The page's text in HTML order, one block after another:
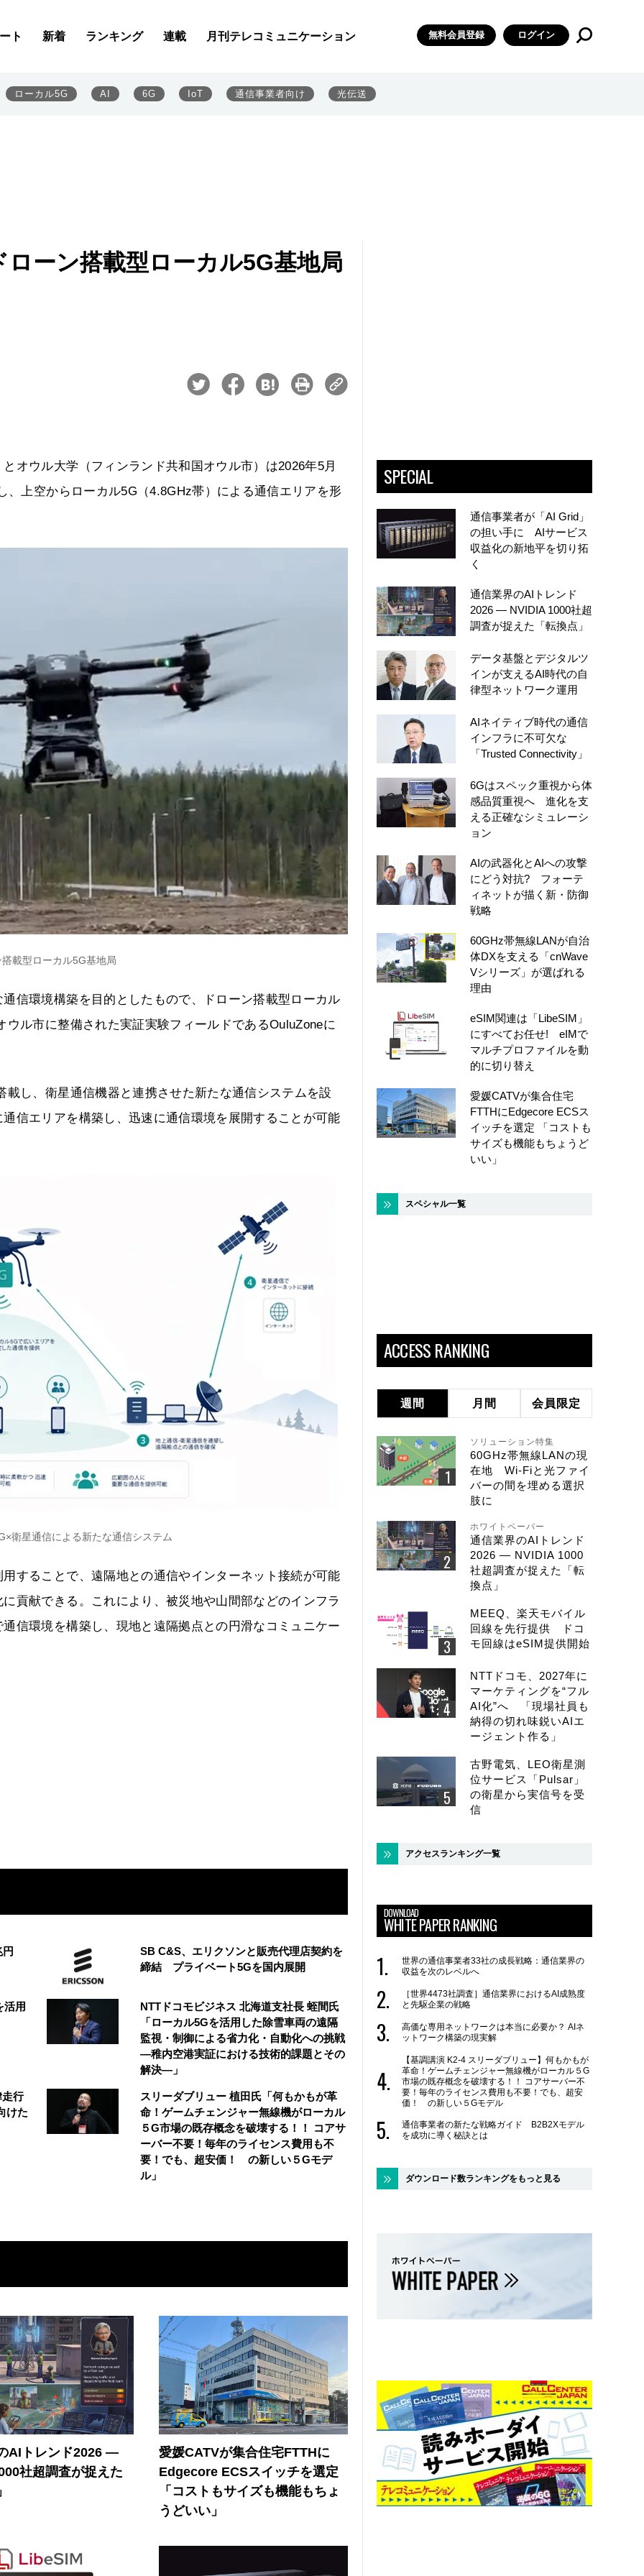
ト 新着 ランキング 連載 月刊テレコミュニケーション 無料会員登録 ログイン
ローカル5G AI 6G IoT 通信事業者向け 光伝送
ーン搭載型ローカル5G基地局
オウル大学（フィンランド共和国オウル市）は2026年5月
上空からローカル5G（4.8GHz帯）による通信エリアを形
載型ローカル5G基地局
信環境構築を目的としたもので、ドローン搭載型ローカル
ル市に整備された実証実験フィールドであるOuluZoneに
し、衛星通信機器と連携させた新たな通信システムを設
信エリアを構築し、迅速に通信環境を展開することが可能
衛星通信による新たな通信システム
することで、遠隔地との通信やインターネット接続が可能
貢献できる。これにより、被災地や山間部などのインフラ
信環境を構築し、現地と遠隔拠点との円滑なコミュニケー
円
SB C&S、エリクソンと販売代理店契約を
締結 プライベート5Gを国内展開
活用
NTTドコモビジネス 北海道支社長 蛭間氏
「ローカル5Gを活用した除雪車両の遠隔
監視・制御による省力化・自動化への挑戦
―稚内空港実証における技術的課題とその
解決―」
行
けた
スリーダブリュー 植田氏「何もかもが革
命！ゲームチェンジャー無線機がローカル
５G市場の既存概念を破壊する！！ コアサ
ーバー不要！毎年のライセンス費用も不
要！でも、超安価！ の新しい５Gモデ
ル」
AIトレンド2026 ―
社超調査が捉えた
愛媛CATVが集合住宅FTTHに
Edgecore ECSスイッチを選定
「コストもサイズも機能もちょ
うどいい」
SPECIAL
通信事業者が「AI Grid」
の担い手に AIサービス
収益化の新地平を切り拓
く
通信業界のAIトレンド
2026 ― NVIDIA 1000社超
調査が捉えた「転換点」
データ基盤とデジタルツ
インが支えるAI時代の自
律型ネットワーク運用
AIネイティブ時代の通信
インフラに不可欠な
「Trusted Connectivity」
6Gはスペック重視から体
感品質重視へ 進化を支
える正確なシミュレーシ
ョン
AIの武器化とAIへの攻撃
にどう対抗? フォーテ
ィネットが描く新・防御
戦略
60GHz帯無線LANが自治
体DXを支える「cnWave
Vシリーズ」が選ばれる
理由
eSIM関連は「LibeSIM」
にすべてお任せ! eIMで
マルチプロファイルを動
的に切り替え
愛媛CATVが集合住宅
FTTHにEdgecore ECSス
イッチを選定 「コストも
サイズも機能もちょうど
いい」
スペシャル一覧
ACCESS RANKING
週間 月間 会員限定
ソリューション特集
60GHz帯無線LANの現
在地 Wi-Fiと光ファイ
バーの間を埋める選択
肢に
ホワイトペーパー
通信業界のAIトレンド
2026 ― NVIDIA 1000
社超調査が捉えた「転
換点」
MEEQ、楽天モバイル
回線を先行提供 ドコ
モ回線はeSIM提供開始
NTTドコモ、2027年に
マーケティングを“フル
AI化”へ 「現場社員も
納得の切れ味鋭いAIエ
ージェント作る」
古野電気、LEO衛星測
位サービス「Pulsar」
の衛星から実信号を受
信
アクセスランキング一覧
DOWNLOAD
WHITE PAPER RANKING
世界の通信事業者33社の成長戦略：通信業界の
収益を次のレベルへ
［世界4473社調査］通信業界におけるAI成熟度
と先駆企業の戦略
高価な専用ネットワークは本当に必要か？ AIネ
ットワーク構築の現実解
【基調講演 K2-4 スリーダブリュー】何もかもが
革命！ゲームチェンジャー無線機がローカル５G
市場の既存概念を破壊する！！ コアサーバー不
要！毎年のライセンス費用も不要！でも、超安
価！ の新しい５Gモデル
通信事業者の新たな戦略ガイド B2B2Xモデル
を成功に導く秘訣とは
ダウンロード数ランキングをもっと見る